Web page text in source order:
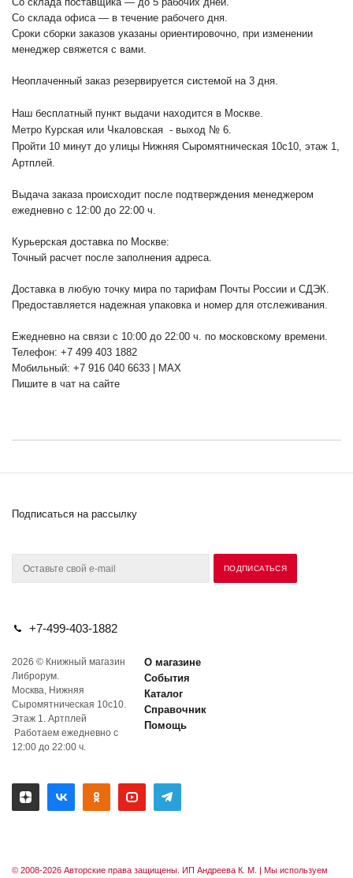
Со склада офиса — в течение рабочего дня.
Сроки сборки заказов указаны ориентировочно, при изменении
менеджер свяжется с вами.
Неоплаченный заказ резервируется системой на 3 дня.
Наш бесплатный пункт выдачи находится в Москве.
Метро Курская или Чкаловская - выход № 6.
Пройти 10 минут до улицы Нижняя Сыромятническая 10с10, этаж 1,
Артплей.
Выдача заказа происходит после подтверждения менеджером
ежедневно с 12:00 до 22:00 ч.
Курьерская доставка по Москве:
Точный расчет после заполнения адреса.
Доставка в любую точку мира по тарифам Почты России и СДЭК.
Предоставляется надежная упаковка и номер для отслеживания.
Ежедневно на связи с 10:00 до 22:00 ч. по московскому времени.
Телефон: +7 499 403 1882
Мобильный: +7 916 040 6633 | MAX
Пишите в чат на сайте
Подписаться на рассылку
+7-499-403-1882
2026 © Книжный магазин
Либрорум.
Москва, Нижняя
Сыромятническая 10с10.
Этаж 1. Артплей
Работаем ежедневно с
12:00 до 22:00 ч.
О магазине
События
Каталог
Справочник
Помощь
© 2008-2026 Авторские права защищены. ИП Андреева К. М. | Мы используем